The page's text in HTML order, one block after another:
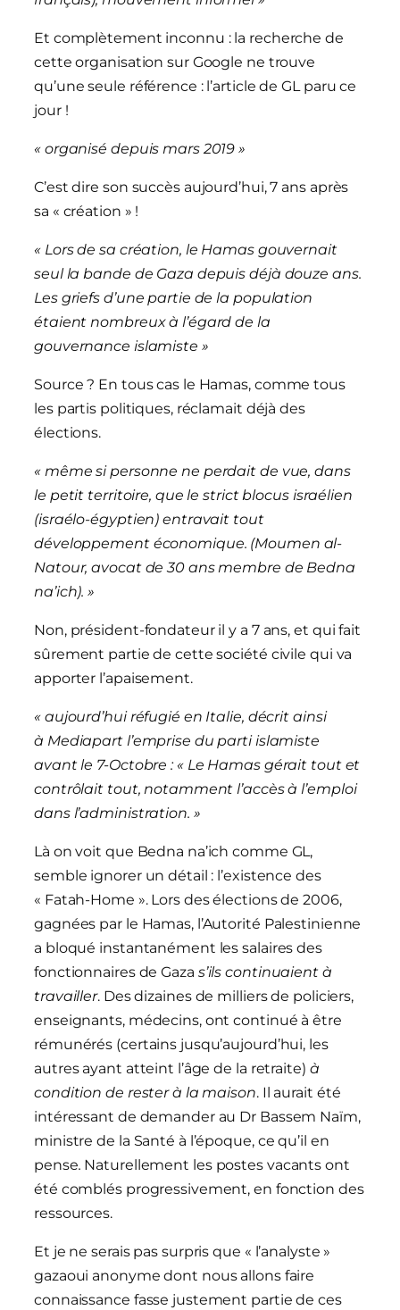
Et complètement inconnu : la recherche de
cette organisation sur Google ne trouve
qu’une seule référence : l’article de GL paru ce
jour !
« organisé depuis mars 2019 »
C’est dire son succès aujourd’hui, 7 ans après
sa « création » !
« Lors de sa création, le Hamas gouvernait
seul la bande de Gaza depuis déjà douze ans.
Les griefs d’une partie de la population
étaient nombreux à l’égard de la
gouvernance islamiste »
Source ? En tous cas le Hamas, comme tous
les partis politiques, réclamait déjà des
élections.
« même si personne ne perdait de vue, dans
le petit territoire, que le strict blocus israélien
(israélo-égyptien) entravait tout
développement économique. (Moumen al-
Natour, avocat de 30 ans membre de Bedna
na’ich). »
Non, président-fondateur il y a 7 ans, et qui fait
sûrement partie de cette société civile qui va
apporter l’apaisement.
« aujourd’hui réfugié en Italie, décrit ainsi
à Mediapart l’emprise du parti islamiste
avant le 7-Octobre : « Le Hamas gérait tout et
contrôlait tout, notamment l’accès à l’emploi
dans l’administration. »
Là on voit que Bedna na’ich comme GL,
semble ignorer un détail : l’existence des
« Fatah-Home ». Lors des élections de 2006,
gagnées par le Hamas, l’Autorité Palestinienne
a bloqué instantanément les salaires des
fonctionnaires de Gaza s’ils continuaient à
travailler. Des dizaines de milliers de policiers,
enseignants, médecins, ont continué à être
rémunérés (certains jusqu’aujourd’hui, les
autres ayant atteint l’âge de la retraite) à
condition de rester à la maison. Il aurait été
intéressant de demander au Dr Bassem Naïm,
ministre de la Santé à l’époque, ce qu’il en
pense. Naturellement les postes vacants ont
été comblés progressivement, en fonction des
ressources.
Et je ne serais pas surpris que « l’analyste »
gazaoui anonyme dont nous allons faire
connaissance fasse justement partie de ces